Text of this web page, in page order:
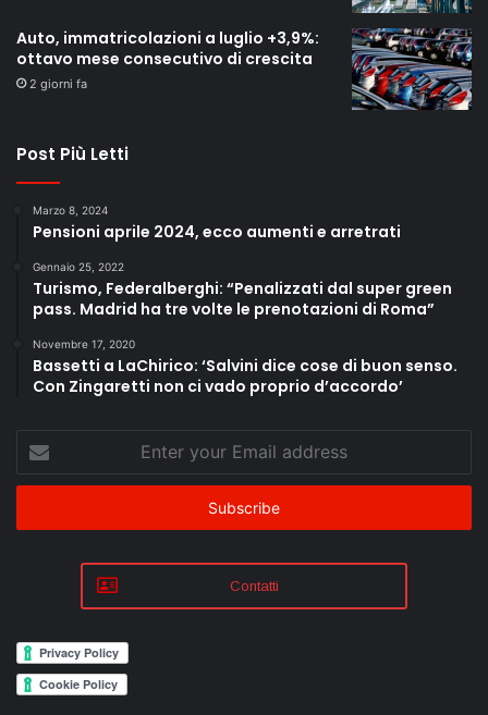
Auto, immatricolazioni a luglio +3,9%:
ottavo mese consecutivo di crescita
2 giorni fa
Post Più Letti
Marzo 8, 2024
Pensioni aprile 2024, ecco aumenti e arretrati
Gennaio 25, 2022
Turismo, Federalberghi: “Penalizzati dal super green
pass. Madrid ha tre volte le prenotazioni di Roma”
Novembre 17, 2020
Bassetti a LaChirico: ‘Salvini dice cose di buon senso.
Con Zingaretti non ci vado proprio d’accordo’
your
Email
Contatti